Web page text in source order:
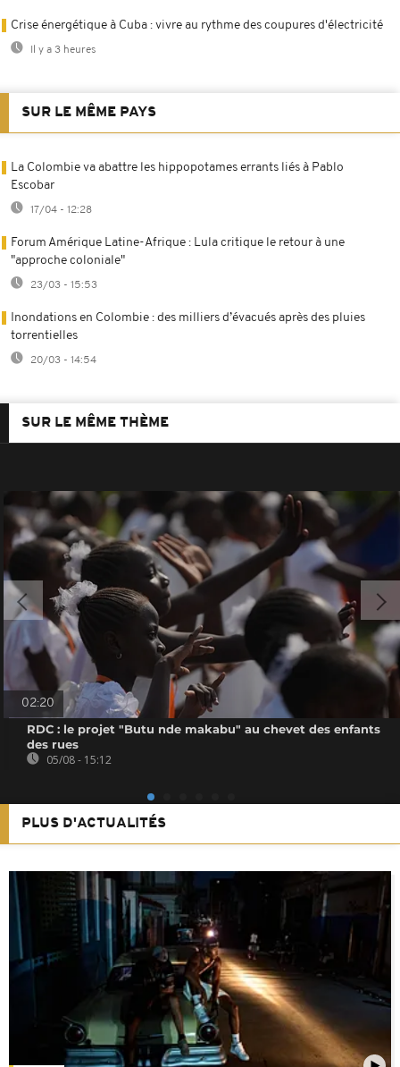
Crise énergétique à Cuba : vivre au rythme des coupures d'électricité
Il y a 3 heures
SUR LE MÊME PAYS
La Colombie va abattre les hippopotames errants liés à Pablo
Escobar
17/04 - 12:28
Forum Amérique Latine-Afrique : Lula critique le retour à une
"approche coloniale"
23/03 - 15:53
Inondations en Colombie : des milliers d’évacués après des pluies
torrentielles
20/03 - 14:54
SUR LE MÊME THÈME
02:20
RDC : le projet "Butu nde makabu" au chevet des enfants
des rues
05/08 - 15:12
PLUS D'ACTUALITÉS